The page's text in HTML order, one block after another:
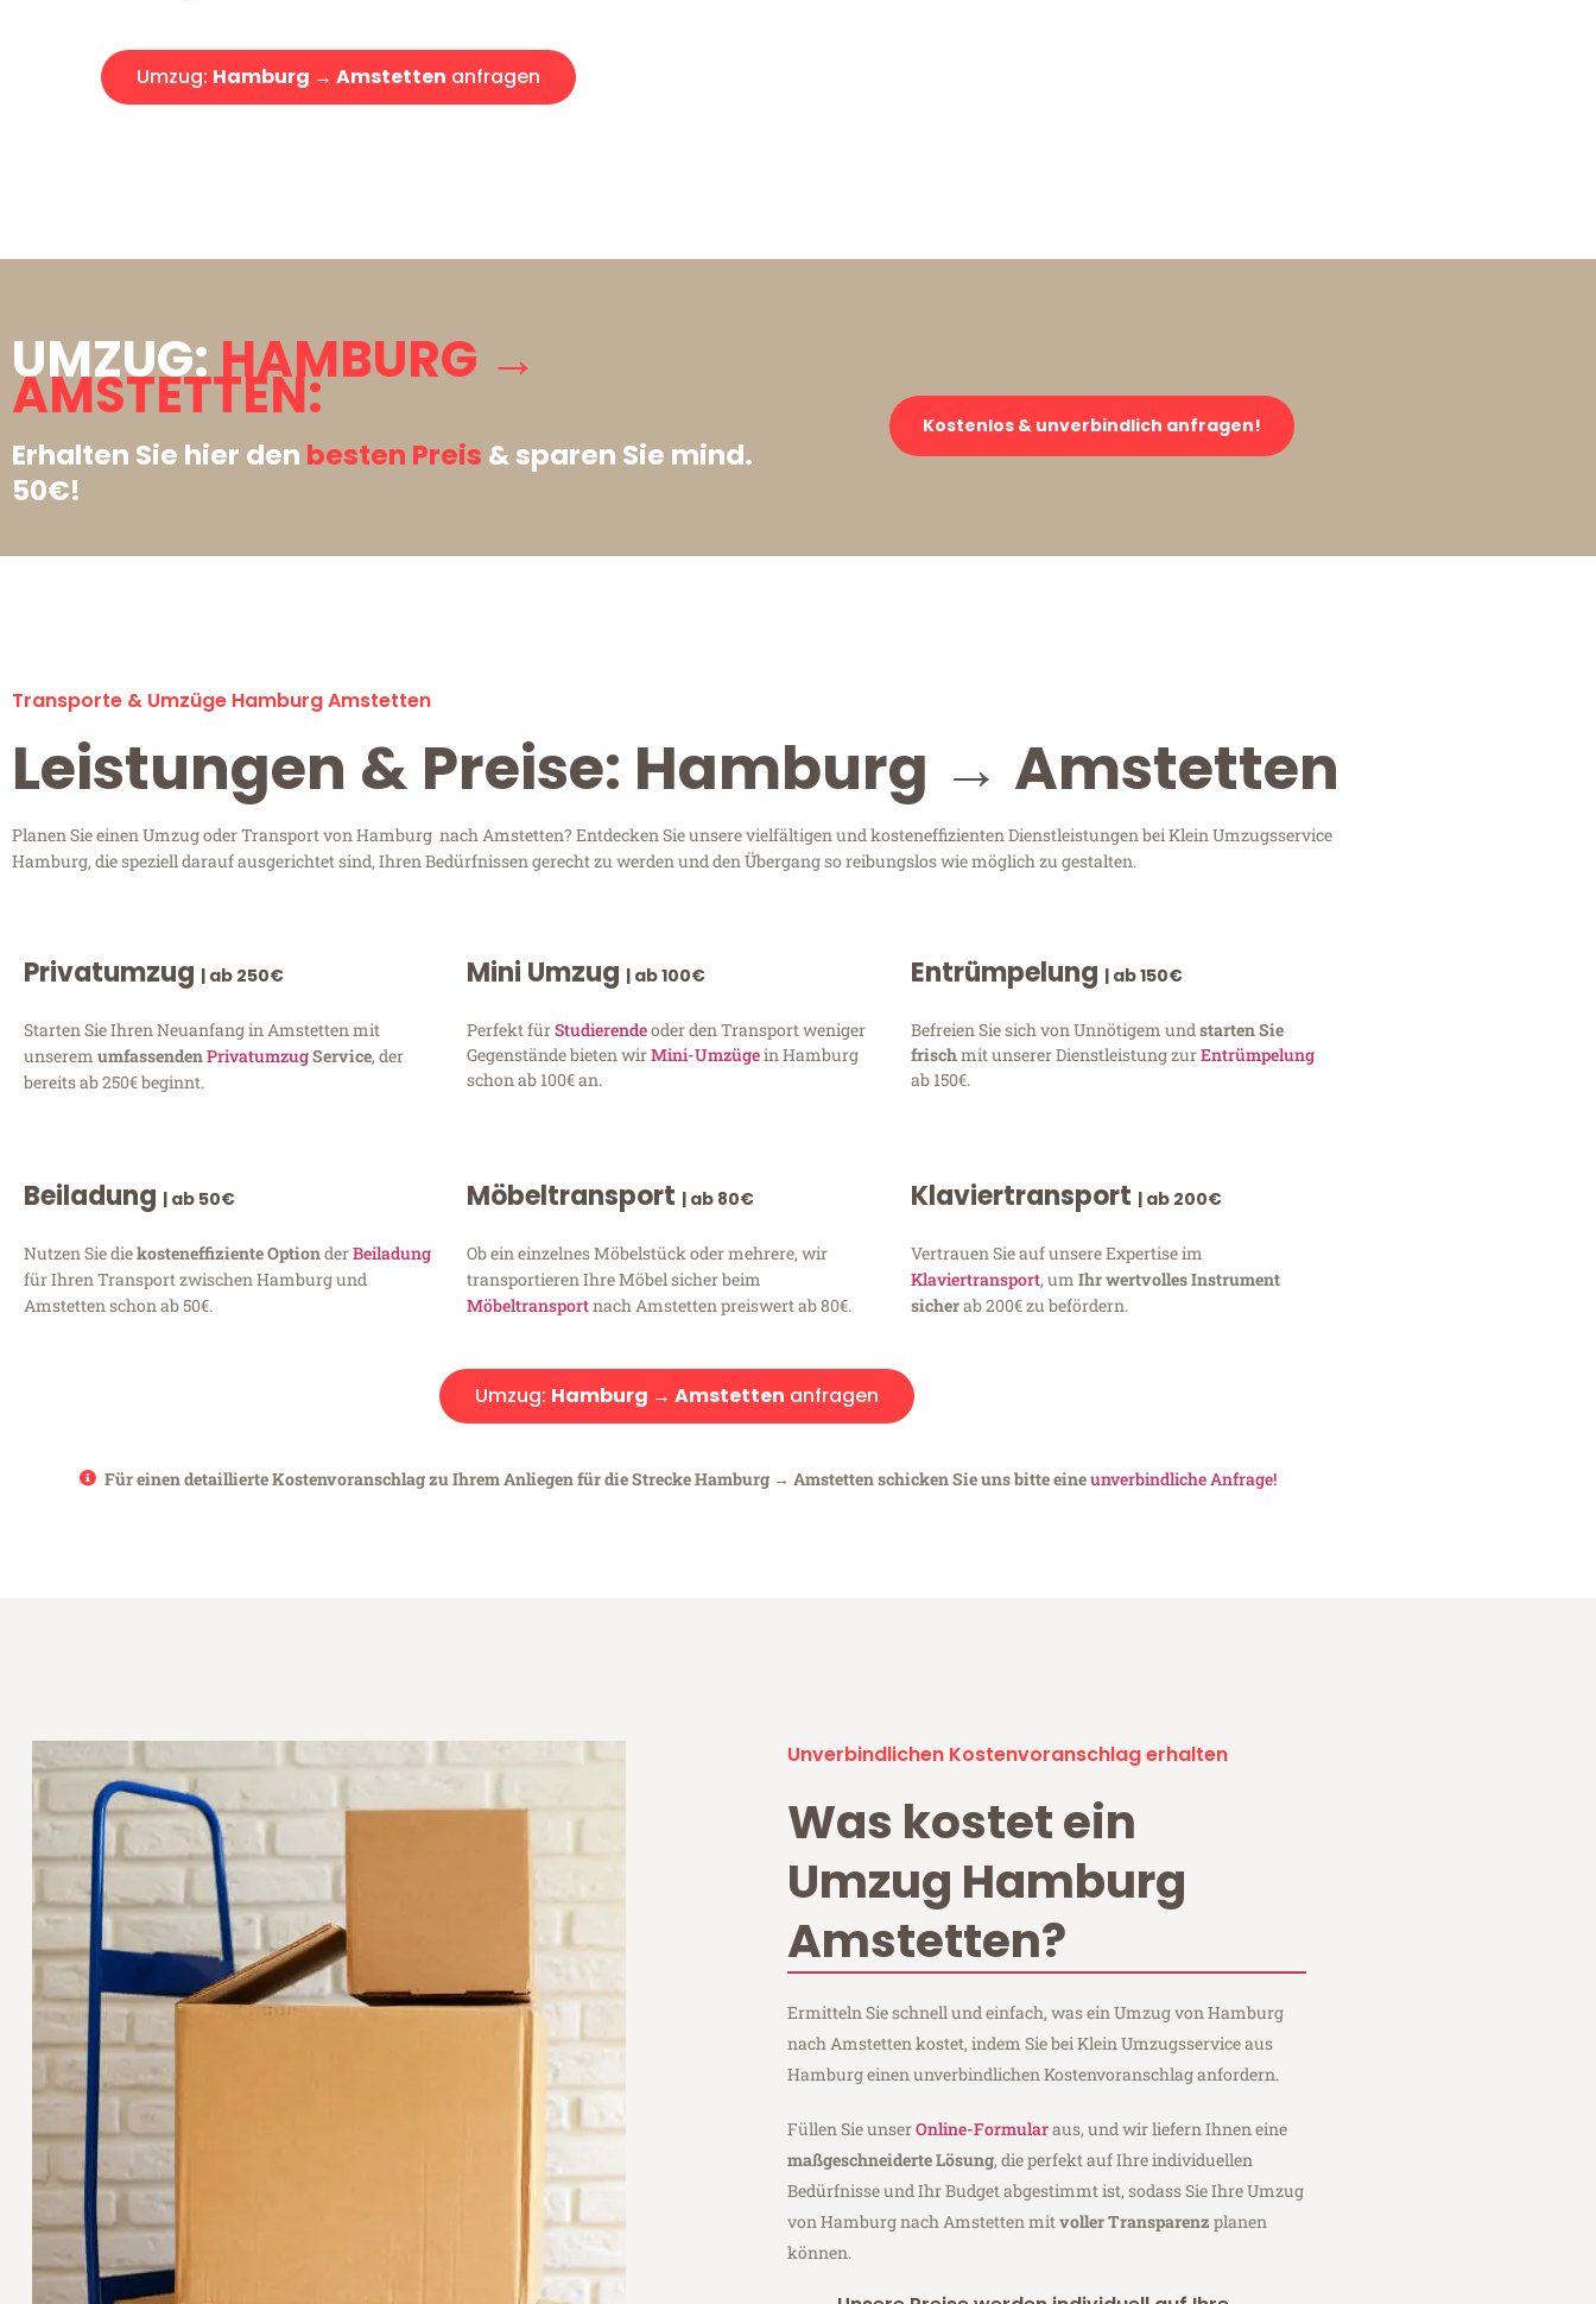
Umzug: Hamburg → Amstetten anfragen
UMZUG:HAMBURG →
AMSTETTEN:
Erhalten Sie hier den besten Preis & sparen Sie mind.
50€!
Kostenlos & unverbindlich anfragen!
Transporte & Umzüge Hamburg Amstetten
Leistungen & Preise: Hamburg → Amstetten
Planen Sie einen Umzug oder Transport von Hamburg nach Amstetten? Entdecken Sie unsere vielfältigen und kosteneffizienten Dienstleistungen bei Klein Umzugsservice
Hamburg, die speziell darauf ausgerichtet sind, Ihren Bedürfnissen gerecht zu werden und den Übergang so reibungslos wie möglich zu gestalten.
Privatumzug | ab 250€
Starten Sie Ihren Neuanfang in Amstetten mit
unserem umfassendenPrivatumzugService, der
bereits ab 250€ beginnt.
Mini Umzug | ab 100€
Perfekt fürStudierendeoder den Transport weniger
Gegenstände bieten wirMini-Umzügein Hamburg
schon ab 100€ an.
Entrümpelung | ab 150€
Befreien Sie sich von Unnötigem undstarten Sie
frischmit unserer Dienstleistung zurEntrümpelung
ab 150€.
Beiladung | ab 50€
Nutzen Sie diekosteneffiziente OptionderBeiladung
für Ihren Transport zwischen Hamburg und
Amstetten schon ab 50€.
Möbeltransport | ab 80€
Ob ein einzelnes Möbelstück oder mehrere, wir
transportieren Ihre Möbel sicher beim
Möbeltransportnach Amstetten preiswert ab 80€.
Klaviertransport | ab 200€
Vertrauen Sie auf unsere Expertise im
Klaviertransport, um Ihr wertvolles Instrument
sicherab 200€ zu befördern.
Umzug: Hamburg → Amstetten anfragen
Für einen detaillierte Kostenvoranschlag zu Ihrem Anliegen für die Strecke Hamburg → Amstetten schicken Sie uns bitte eineunverbindliche Anfrage!
Unverbindlichen Kostenvoranschlag erhalten
Was kostet ein
Umzug Hamburg
Amstetten?
Ermitteln Sie schnell und einfach, was ein Umzug von Hamburg
nach Amstetten kostet, indem Sie bei Klein Umzugsservice aus
Hamburg einen unverbindlichen Kostenvoranschlag anfordern.
Füllen Sie unserOnline-Formularaus, und wir liefern Ihnen eine
maßgeschneiderte Lösung, die perfekt auf Ihre individuellen
Bedürfnisse und Ihr Budget abgestimmt ist, sodass Sie Ihre Umzug
von Hamburg nach Amstetten mitvoller Transparenz planen
können.